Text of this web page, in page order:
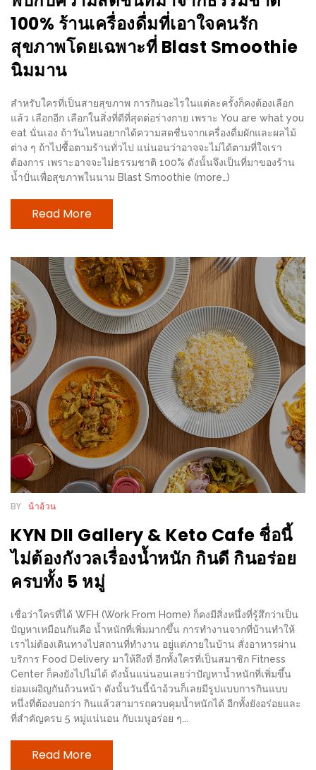
16
ร้าน
อร่อย
มา
ลอง
ถนน
คน
เดิน
เชียงใหม่
CART
CHECKOUT
DRAFT
–
บาร์บีคิว
สาว
เหนือ
กับ
สลัด
บ้านนา
เด็ด
จาก
FARM
ที่
เอาชนะ
ใจ
กรรมการ
จาก
THE
100% ร้านเครื่องดื่มที่เอาใจคนรัก
สุขภาพโดยเฉพาะที่ Blast Smoothie
นิมมาน
สำหรับใครที่เป็นสายสุขภาพ การกินอะไรในแต่ละครั้งก็คงต้องเลือก
แล้ว เลือกอีก เลือกในสิ่งที่ดีที่สุดต่อร่างกาย เพราะ You are what you
eat นั่นเอง ถ้าวันไหนอยากได้ความสดชื่นจากเครื่องดื่มผักและผลไม้
ต่าง ๆ ถ้าไปซื้อตามร้านทั่วไป แน่นอนว่าอาจจะไม่ได้ตามที่ใจเรา
ต้องการ เพราะอาจจะไม่ธรรมชาติ 100% ดังนั้นจึงเป็นที่มาของร้าน
น้ำปั่นเพื่อสุขภาพในนาม Blast Smoothie (more…)
Read More
BY น้าอ้วน
KYN DII Gallery & Keto Cafe ชื่อนี้
ไม่ต้องกังวลเรื่องน้ำหนัก กินดี กินอร่อย
ครบทั้ง 5 หมู่
เชื่อว่าใครที่ได้ WFH (Work From Home) ก็คงมีสิ่งหนึ่งที่รู้สึกว่าเป็น
ปัญหาเหมือนกันคือ น้ำหนักที่เพิ่มมากขึ้น การทำงานจากที่บ้านทำให้
เราไม่ต้องเดินทางไปสถานที่ทำงาน อยู่แต่ภายในบ้าน สั่งอาหารผ่าน
บริการ Food Delivery มาให้ถึงที่ อีกทั้งใครที่เป็นสมาชิก Fitness
Center ก็คงยังไปไม่ได้ ดังนั้นแน่นอนเลยว่าปัญหาน้ำหนักที่เพิ่มขึ้น
ย่อมเผอิญกันถ้วนหน้า ดังนั้นวันนี้น้าอ้วนก็เลยมีรูปแบบการกินแบบ
หนึ่งที่ต้องบอกว่า กินแล้วสามารถควบคุมน้ำหนักได้ อีกทั้งยังอร่อยและ
ที่สำคัญครบ 5 หมู่แน่นอน กับเมนูอร่อย ๆ...
Read More